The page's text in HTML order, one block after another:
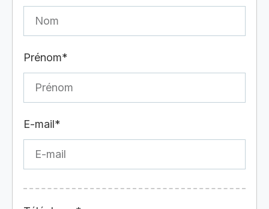
Prénom*
E-mail*